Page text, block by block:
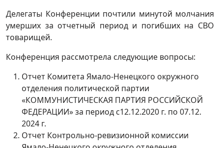
Делегаты Конференции почтили минутой молчания
умерших за отчетный период и погибших на СВО
товарищей.
Конференция рассмотрела следующие вопросы:
Отчет Комитета Ямало-Ненецкого окружного
отделения политической партии
«КОММУНИСТИЧЕСКАЯ ПАРТИЯ РОССИЙСКОЙ
ФЕДЕРАЦИИ» за период с12.12.2020 г. по 07.12.
2024 г.
Отчет Контрольно-ревизионной комиссии